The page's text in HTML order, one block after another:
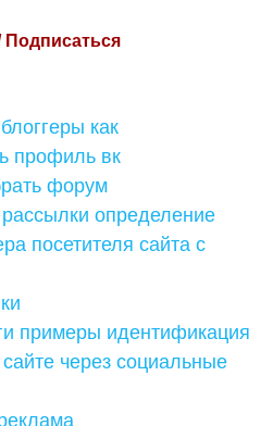
Подписаться
как
профиль вк
форум
определение
посетителя сайта с
примеры идентификация
через социальные